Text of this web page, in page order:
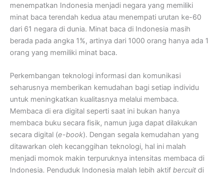
menempatkan Indonesia menjadi negara yang memiliki
minat baca terendah kedua atau menempati urutan ke-60
dari 61 negara di dunia. Minat baca di Indonesia masih
berada pada angka 1%, artinya dari 1000 orang hanya ada 1
orang yang memiliki minat baca.
Perkembangan teknologi informasi dan komunikasi
seharusnya memberikan kemudahan bagi setiap individu
untuk meningkatkan kualitasnya melalui membaca.
Membaca di era digital seperti saat ini bukan hanya
membaca buku secara fisik, namun juga dapat dilakukan
secara digital (e-book). Dengan segala kemudahan yang
ditawarkan oleh kecanggihan teknologi, hal ini malah
menjadi momok makin terpuruknya intensitas membaca di
Indonesia. Penduduk Indonesia malah lebih aktif bercuit di